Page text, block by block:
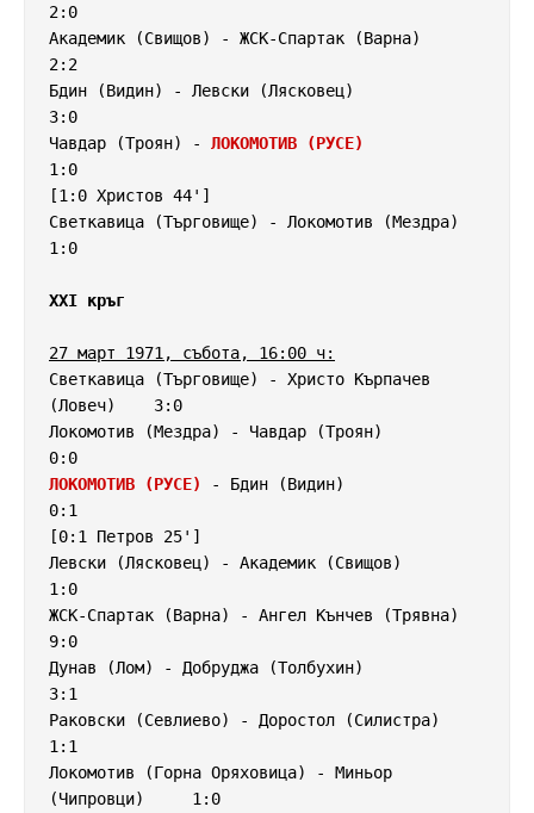
2:0
Академик (Свищов) - ЖСК-Спартак (Варна)
2:2
Бдин (Видин) - Левски (Лясковец)
3:0
Чавдар (Троян) - ЛОКОМОТИВ (РУСЕ)
1:0
[1:0 Христов 44']
Светкавица (Търговище) - Локомотив (Мездра)
1:0
XXI кръг
27 март 1971, събота, 16:00 ч:
Светкавица (Търговище) - Христо Кърпачев
(Ловеч)    3:0
Локомотив (Мездра) - Чавдар (Троян)
ЛОКОМОТИВ (РУСЕ)
- Бдин (Видин)
0:1
[0:1 Петров 25']
Левски (Лясковец) - Академик (Свищов)
1:0
ЖСК-Спартак (Варна) - Ангел Кънчев (Трявна)
9:0
Дунав (Лом) - Добруджа (Толбухин)
3:1
Раковски (Севлиево) - Доростол (Силистра)
1:1
Локомотив (Горна Оряховица) - Миньор
(Чипровци)     1:0